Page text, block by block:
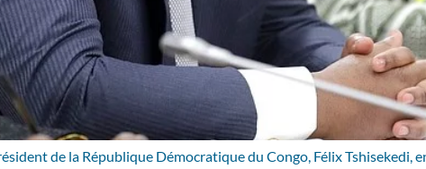
de la République Démocratique du Congo, Félix Tshisekedi,